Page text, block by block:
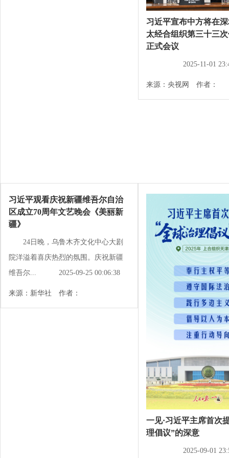
习近平宣布中方将在
太经合组织第三十三
正式会议
2025-11-01
来源：央视网 作者：
习近平观看庆祝新疆维吾尔自治
区成立70周年文艺晚会《美丽新
疆》
24日晚，乌鲁木齐文化中心大剧
院洋溢着喜庆热烈的氛围。庆祝新疆
维吾尔...
2025-09-25 00:06:38
来源：新华社 作者：
一见·习近平主席首次
理倡议”的深意
2025-09-01